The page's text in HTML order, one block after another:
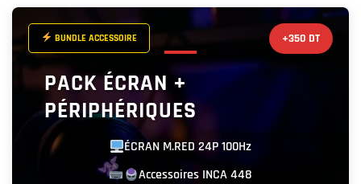
+350 DT
BUNDLE ACCESSOIRE
PACK ÉCRAN +
PÉRIPHÉRIQUES
ÉCRAN M.RED 24P 100Hz
Accessoires INCA 448